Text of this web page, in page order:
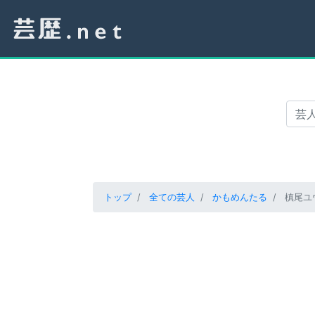
トップ 全ての芸人 かもめんたる 槙尾ユ